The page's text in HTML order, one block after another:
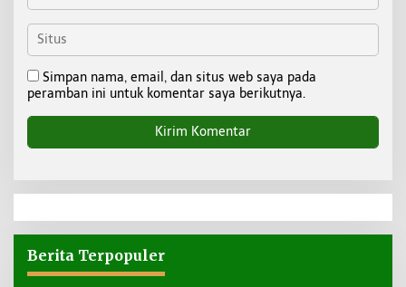
Simpan nama, email, dan situs web saya pada
peramban ini untuk komentar saya berikutnya.
Berita Terpopuler